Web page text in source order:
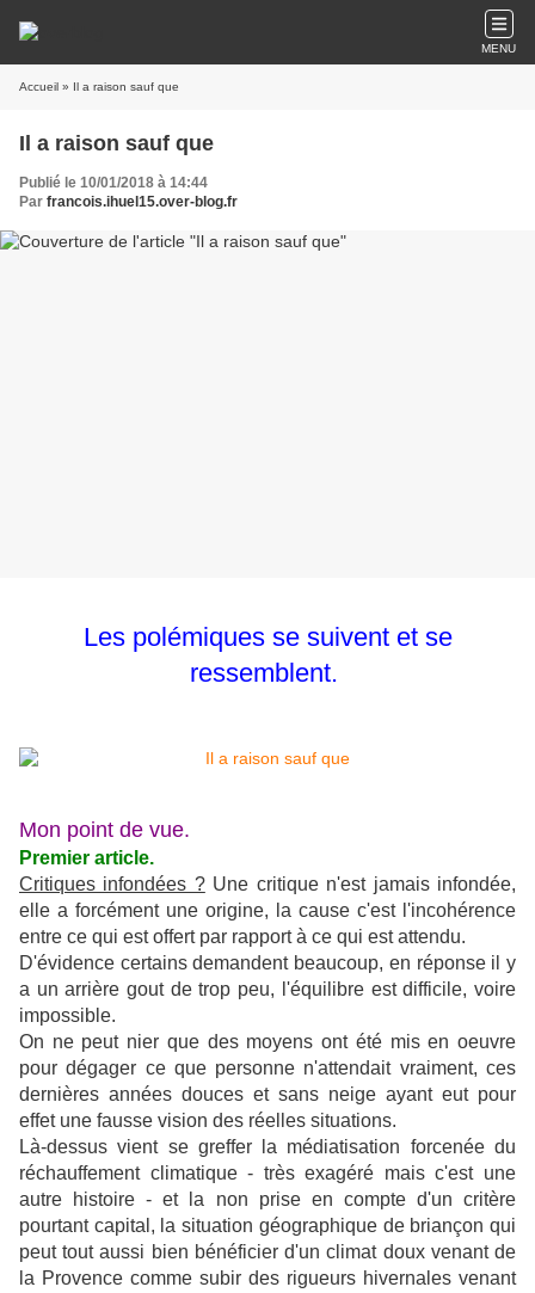
MENU
Accueil » Il a raison sauf que
Il a raison sauf que
Publié le 10/01/2018 à 14:44
Par francois.ihuel15.over-blog.fr
Les polémiques se suivent et se
ressemblent.
Mon point de vue.
Premier article.
Critiques infondées ?Une critique n'est jamais infondée,
elle a forcément une origine, la cause c'est l'incohérence
entre ce qui est offert par rapport à ce qui est attendu.
D'évidence certains demandent beaucoup, en réponse il y
a un arrière gout de trop peu, l'équilibre est difficile, voire
impossible.
On ne peut nier que des moyens ont été mis en oeuvre
pour dégager ce que personne n'attendait vraiment, ces
dernières années douces et sans neige ayant eut pour
effet une fausse vision des réelles situations.
Là-dessus vient se greffer la médiatisation forcenée du
réchauffement climatique - très exagéré mais c'est une
autre histoire - et la non prise en compte d'un critère
pourtant capital, la situation géographique de briançon qui
peut tout aussi bien bénéficier d'un climat doux venant de
la Provence comme subir des rigueurs hivernales venant